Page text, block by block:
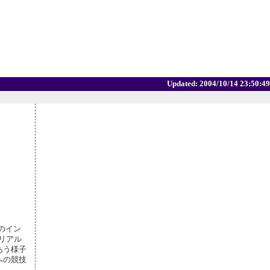
Updated: 2004/10/14 23:50:49
イン
アル
う様子
の競技